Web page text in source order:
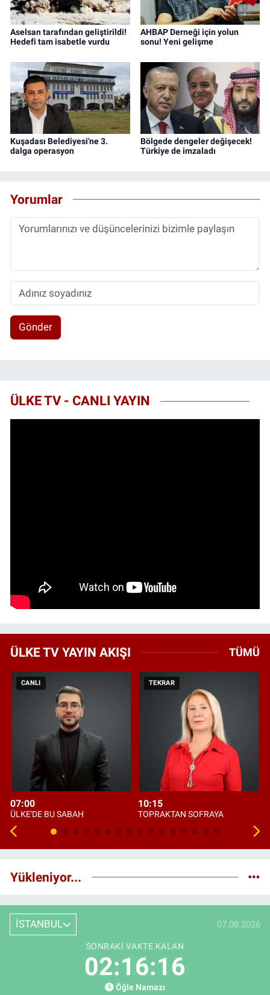
Aselsan tarafından geliştirildi!
Hedefi tam isabetle vurdu
AHBAP Derneği için yolun
sonu! Yeni gelişme
Kuşadası Belediyesi'ne 3.
dalga operasyon
Bölgede dengeler değişecek!
Türkiye de imzaladı
Yorumlar
Gönder
ÜLKE TV - CANLI YAYIN
ÜLKE TV YAYIN AKIŞI TÜMÜ
CANLI
07:00
ÜLKE'DE BU SABAH
TEKRAR
10:15
TOPRAKTAN SOFRAYA
Yükleniyor...
İSTANBUL 07.08.2026
SONRAKI VAKTE KALAN
02:16:15
Öğle Namazı